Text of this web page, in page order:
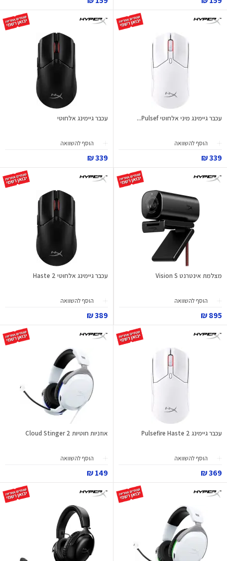
עכבר גיימינג מיני אלחוטי Pulsef...
הוסף להשוואה
339 ₪
עכבר גיימינג אלחוטי
הוסף להשוואה
339 ₪
מצלמת אינטרנט Vision S
הוסף להשוואה
895 ₪
עכבר גיימינג אלחוטי Haste 2
הוסף להשוואה
389 ₪
עכבר גיימינג Pulsefire Haste 2
הוסף להשוואה
369 ₪
אוזניות חוטיות Cloud Stinger 2
הוסף להשוואה
149 ₪